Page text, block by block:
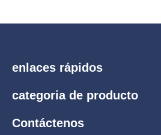
enlaces rápidos
categoria de producto
Contáctenos